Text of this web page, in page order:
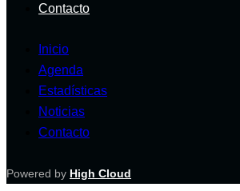
Contacto
Inicio
Agenda
Estadísticas
Noticias
Contacto
Powered by High Cloud